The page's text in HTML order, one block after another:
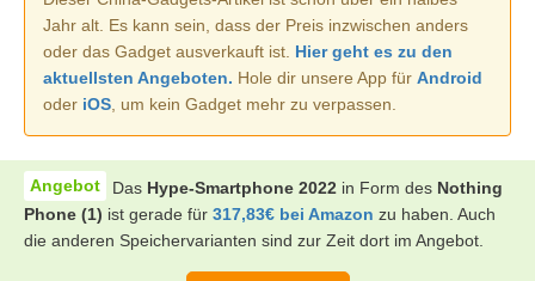
Jahr alt. Es kann sein, dass der Preis inzwischen anders
oder das Gadget ausverkauft ist. Hier geht es zu den
aktuellsten Angeboten. Hole dir unsere App für Android
oder iOS , um kein Gadget mehr zu verpassen.
Das Hype-Smartphone 2022 in Form des Nothing
Phone (1) ist gerade für 317,83€ bei Amazon zu haben. Auch
die anderen Speichervarianten sind zur Zeit dort im Angebot.